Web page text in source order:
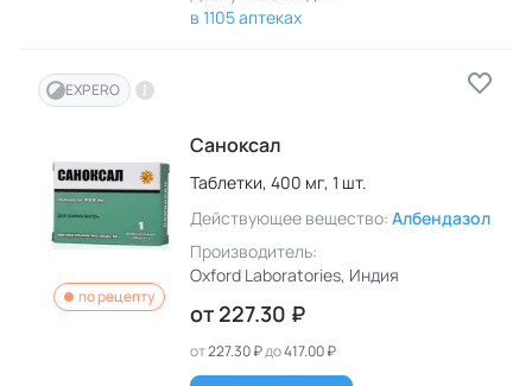
в 1105 аптеках
EXPERO
по рецепту
Саноксал
Таблетки, 400 мг, 1 шт.
Действующее вещество: Албендазол
Производитель:
Oxford Laboratories, Индия
от 227.30 ₽
от227.30 ₽до417.00 ₽